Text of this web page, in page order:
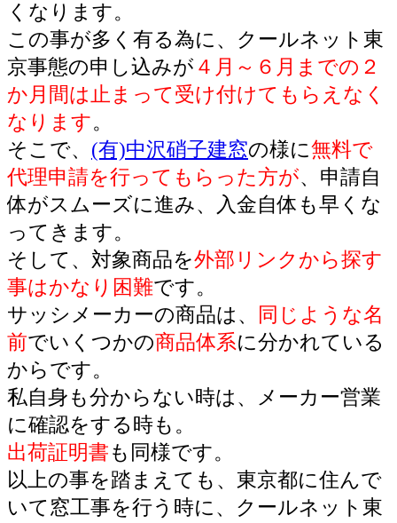
くなります。
この事が多く有る為に、クールネット東
京事態の申し込みが ４月～６月までの２
か月間は止まって受け付けてもらえなく
なります。
そこで、 (有)中沢硝子建窓の様に無料で
代理申請を行ってもらった方が、申請自
体がスムーズに進み、入金自体も早くな
ってきます。
そして、対象商品を外部リンクから探す
事はかなり困難です。
サッシメーカーの商品は、
同じような名
前でいくつかの商品体系に分かれている
からです。
私自身も分からない時は、メーカー営業
に確認をする時も。
出荷証明書 も同様です。
以上の事を踏まえても、東京都に住んで
いて窓工事を行う時に、クールネット東